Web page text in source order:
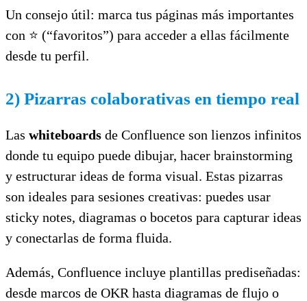
Un consejo útil: marca tus páginas más importantes
con ⭐ (“favoritos”) para acceder a ellas fácilmente
desde tu perfil.
2) Pizarras colaborativas en tiempo real
Las whiteboards de Confluence son lienzos infinitos
donde tu equipo puede dibujar, hacer brainstorming
y estructurar ideas de forma visual. Estas pizarras
son ideales para sesiones creativas: puedes usar
sticky notes, diagramas o bocetos para capturar ideas
y conectarlas de forma fluida.
Además, Confluence incluye plantillas prediseñadas:
desde marcos de OKR hasta diagramas de flujo o